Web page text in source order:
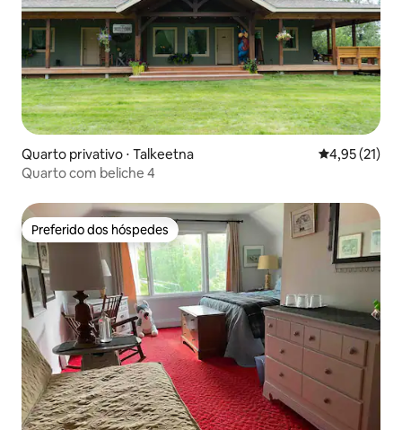
Quarto privativo ⋅ Talkeetna 4,95 de uma
4,95 (21)
Quarto com beliche 4
Preferido dos hóspedes
Preferido dos hóspedes